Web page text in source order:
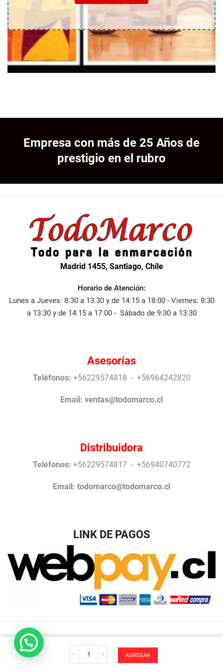
Empresa con más de 25 Años de
prestigio en el rubro
Madrid 1455, Santiago, Chile
Horario de Atención:
Lunes a Jueves: 8:30 a 13:30 y de 14:15 a 18:00 - Viernes: 8:30
a 13:30 y de 14:15 a 17:00 - Sábado de 9:30 a 13:30
Asesorías
Teléfonos: +56229574818 - +56964242820
Email: ventas@todomarco.cl
Distribuidora
Teléfonos: +56229574817 - +56940740772
Email: todomarco@todomarco.cl
LINK DE PAGOS
Desarrollo Antonio Arrigucci © Todos los Derechos
reservados TodoMarco.
AGREGAR